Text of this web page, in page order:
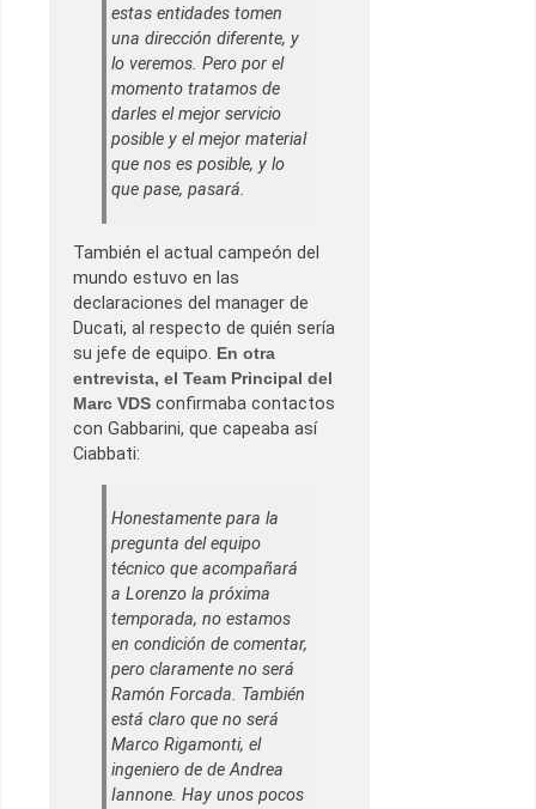
estas entidades tomen
una dirección diferente, y
lo veremos. Pero por el
momento tratamos de
darles el mejor servicio
posible y el mejor material
que nos es posible, y lo
que pase, pasará.
También el actual campeón del
mundo estuvo en las
declaraciones del manager de
Ducati, al respecto de quién sería
su jefe de equipo. En otra
entrevista, el Team Principal del
Marc VDS confirmaba contactos
con Gabbarini, que capeaba así
Ciabbati:
Honestamente para la
pregunta del equipo
técnico que acompañará
a Lorenzo la próxima
temporada, no estamos
en condición de comentar,
pero claramente no será
Ramón Forcada. También
está claro que no será
Marco Rigamonti, el
ingeniero de de Andrea
Iannone. Hay unos pocos